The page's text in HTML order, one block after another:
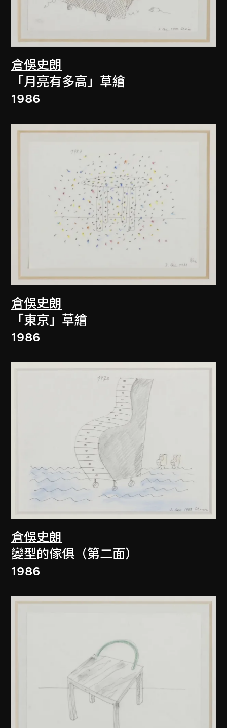
倉俁史朗
「月亮有多高」草繪
1986
倉俁史朗
「東京」草繪
1986
倉俁史朗
變型的傢俱（第二面）
1986